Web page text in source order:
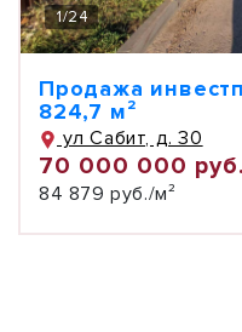
1/24
Продажа
824,7 м²
ул Сабит, д. 30
70 000 000 руб.
84 879 руб./м²